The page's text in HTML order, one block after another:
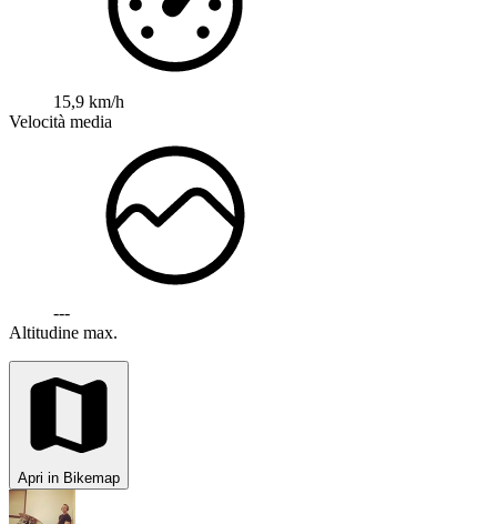
15,9 km/h
Velocità media
---
Altitudine max.
Apri in Bikemap